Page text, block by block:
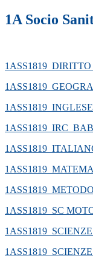
1A Socio
1ASS1819_SC